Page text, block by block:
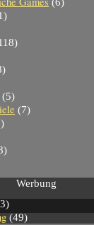
(6)
(5)
(7)
(49)
Werbung